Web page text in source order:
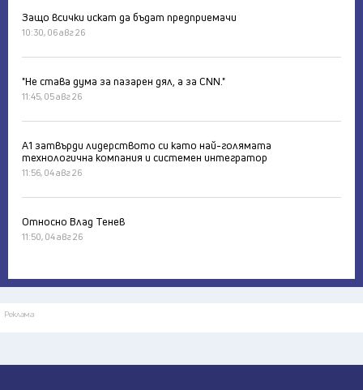
Защо всички искат да бъдат предприемачи
10:30, 06 авг 26
"Не става дума за пазарен дял, а за CNN."
11:45, 05 авг 26
А1 затвърди лидерството си като най-голямата
технологична компания и системен интегратор
11:56, 04 авг 26
Относно Влад Тенев
11:50, 04 авг 26
Реклама